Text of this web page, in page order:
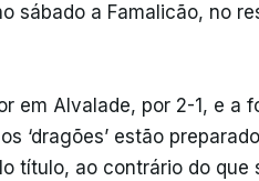
sábado a Famalicão, no
em Alvalade, por 2-1, e a
‘dragões’ estão
título, ao contrário do que